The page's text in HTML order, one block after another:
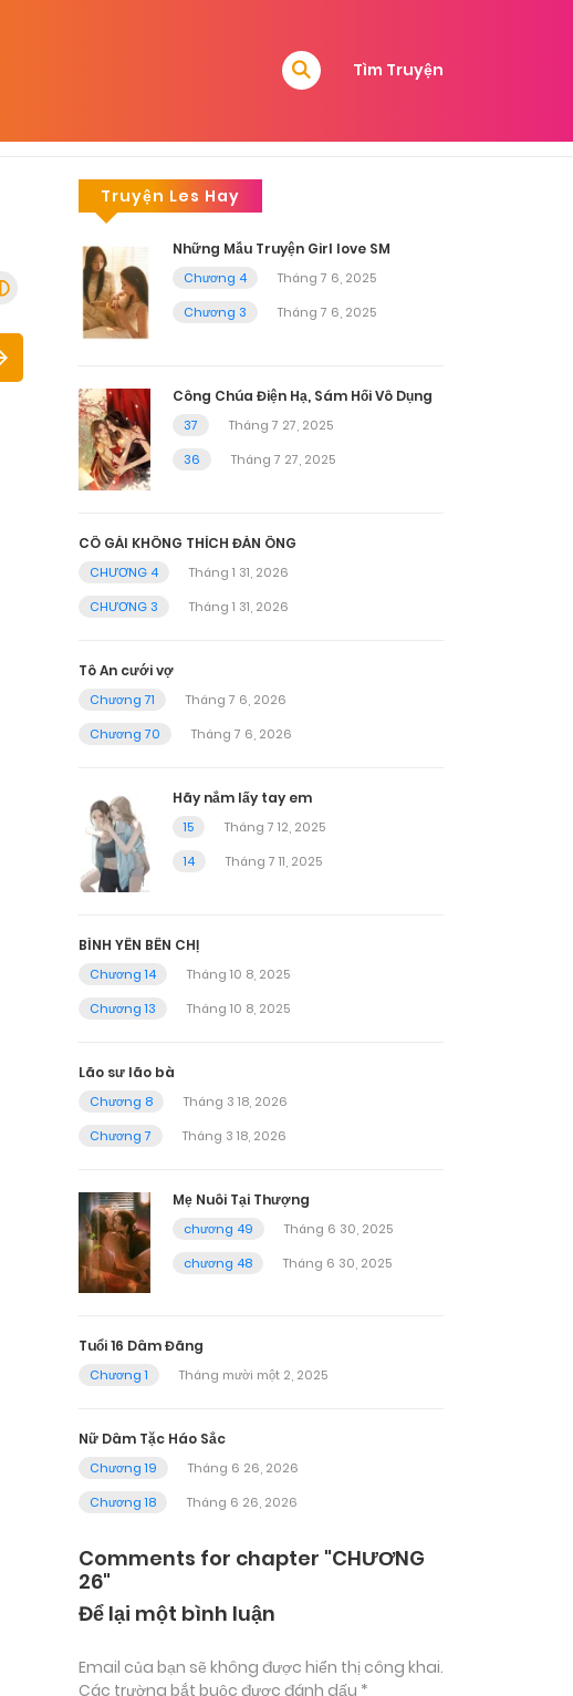
Tìm Truyện
Truyện Les Hay
Những Mẫu Truyện Girl love SM
Chương 4
Tháng 7 6, 2025
Chương 3
Tháng 7 6, 2025
Công Chúa Điện Hạ, Sám Hối Vô Dụng
37
Tháng 7 27, 2025
36
Tháng 7 27, 2025
CÔ GÁI KHÔNG THÍCH ĐÀN ÔNG
CHƯƠNG 4
Tháng 1 31, 2026
CHƯƠNG 3
Tháng 1 31, 2026
Tô An cưới vợ
Chương 71
Tháng 7 6, 2026
Chương 70
Tháng 7 6, 2026
Hãy nắm lấy tay em
15
Tháng 7 12, 2025
14
Tháng 7 11, 2025
BÌNH YÊN BÊN CHỊ
Chương 14
Tháng 10 8, 2025
Chương 13
Tháng 10 8, 2025
Lão sư lão bà
Chương 8
Tháng 3 18, 2026
Chương 7
Tháng 3 18, 2026
Mẹ Nuôi Tại Thượng
chương 49
Tháng 6 30, 2025
chương 48
Tháng 6 30, 2025
Tuổi 16 Dâm Đãng
Chương 1 Tháng mười một 2, 2025
Nữ Dâm Tặc Háo Sắc
Chương 19
Tháng 6 26, 2026
Chương 18
Tháng 6 26, 2026
Comments for chapter "CHƯƠNG
26"
Để lại một bình luận
Email của bạn sẽ không được hiển thị công khai.
Các trường bắt buộc được đánh dấu *